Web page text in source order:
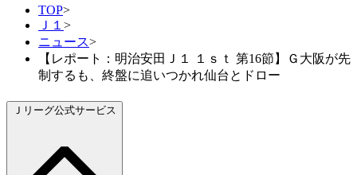
TOP>
Ｊ１ >
ニュース>
【レポート：明治安田Ｊ１ １ｓｔ 第16節】Ｇ大阪が先
制するも、終盤に追いつかれ仙台とドロー
Ｊリーグ公式サービス